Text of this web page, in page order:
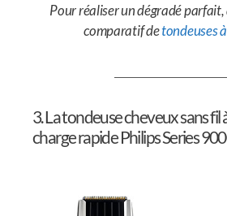
Pour réaliser un dégradé
comparatif detondeuses
3. La tondeuse cheveux sans fil
charge rapide Philips Series